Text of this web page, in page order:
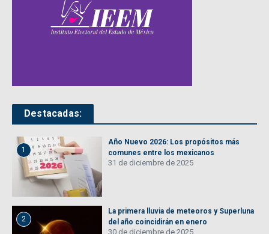
Destacadas:
1
Año Nuevo 2026: Los propósitos más
comunes entre los mexicanos
31 de diciembre de 2025
2
La primera lluvia de meteoros y Superluna
del año coincidirán en enero
30 de diciembre de 2025